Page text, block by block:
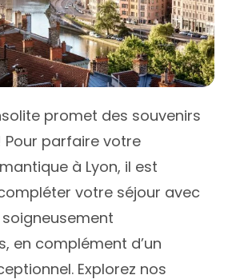
promet des souvenirs
Pour parfaire votre
à Lyon, il est
votre séjour avec
en complément d’un
Explorez nos